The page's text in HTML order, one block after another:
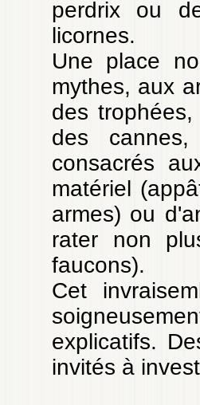
perdrix ou
licornes.
Une place
mythes, aux
des
des
consacrés
matériel
armes) ou
rater non
faucons).
Cet
explicatifs.
invités à